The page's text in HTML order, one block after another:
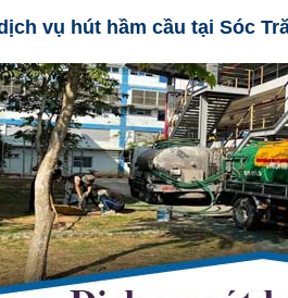
vụ hút hầm cầu tại Sóc